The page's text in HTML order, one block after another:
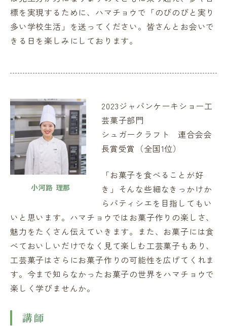
標を実現するために、ハマチョウで「のびのびと実り
多い学校生活」を送ってください。皆さんとお会いで
きる日を楽しみにしております。
小河路 理那
2023ジャパンケーキショー工
芸菓子部門
シュガークラフト 連合会会
長賞受賞（全国1位）
「お菓子を食べることが好
き」そんな些細なきっかけか
らパティシエを目指してもい
いと思います。ハマチョウではお菓子作りの楽しさ、
魅力をたくさん伝えていきます。また、お菓子には食
べておいしいだけでなく見て楽しむ工芸菓子もあり、
工芸菓子はさらにお菓子作りの可能性を広げてくれま
す。今まで知らなかったお菓子の世界をハマチョウで
楽しく学びませんか。
講師